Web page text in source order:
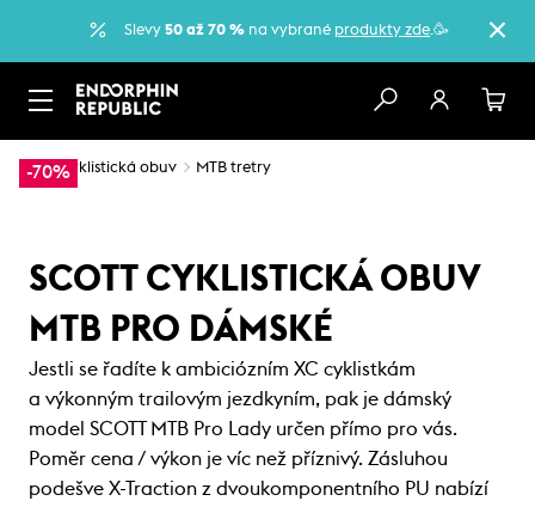
Slevy 50 až 70 % na vybrané produkty zde.🥳
-70%
… Cyklistická obuv MTB tretry
SCOTT CYKLISTICKÁ OBUV
MTB PRO DÁMSKÉ
Jestli se řadíte k ambiciózním XC cyklistkám
a výkonným trailovým jezdkyním, pak je dámský
model SCOTT MTB Pro Lady určen přímo pro vás.
Poměr cena / výkon je víc než příznivý. Zásluhou
podešve X-Traction z dvoukomponentního PU nabízí